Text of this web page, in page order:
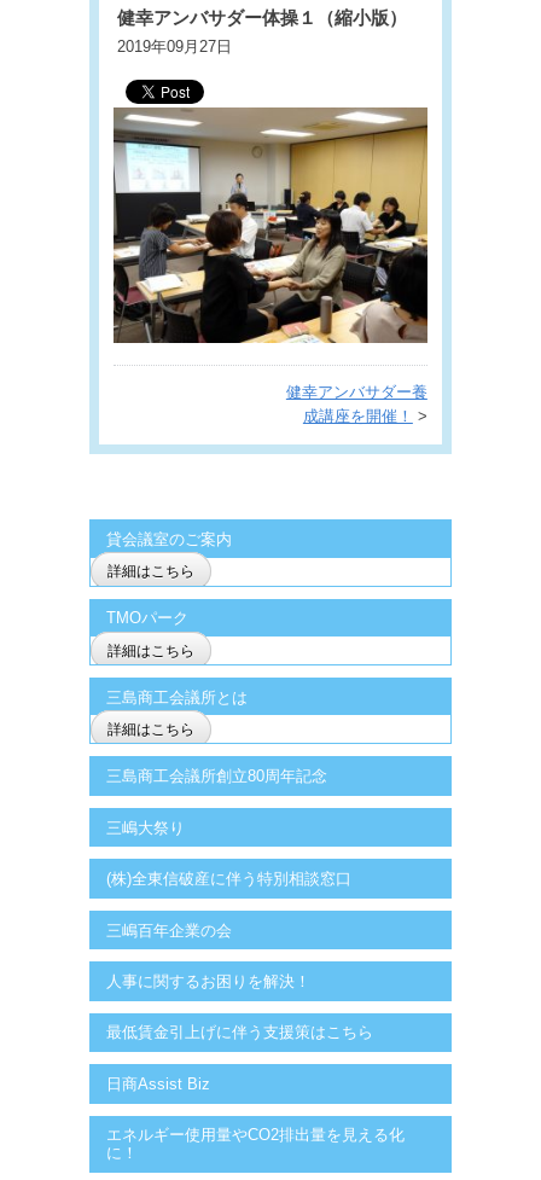
健幸アンバサダー体操１（縮小版）
2019年09月27日
健幸アンバサダー養
成講座を開催！
>
貸会議室のご案内
詳細はこちら
TMOパーク
詳細はこちら
三島商工会議所とは
詳細はこちら
三島商工会議所創立80周年記念
三嶋大祭り
(株)全東信破産に伴う特別相談窓口
三嶋百年企業の会
人事に関するお困りを解決！
最低賃金引上げに伴う支援策はこちら
日商Assist Biz
エネルギー使用量やCO2排出量を見える化
に！